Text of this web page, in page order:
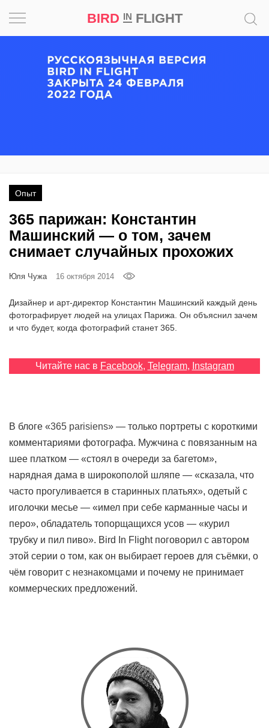
BIRD INFLIGHT
Опыт
365 парижан: Константин
Машинский — о том, зачем
снимает случайных прохожих
Юля Чужа 16 октября 2014
Дизайнер и арт-директор Константин Машинский каждый день
фотографирует людей на улицах Парижа. Он объяснил зачем
и что будет, когда фотографий станет 365.
Читайте нас в Facebook, Telegram, Instagram
В блоге «365 parisiens» — только портреты с короткими
комментариями фотографа. Мужчина с повязанным на
шее платком — «стоял в очереди за багетом»,
нарядная дама в широкополой шляпе — «сказала, что
часто прогуливается в старинных платьях», одетый с
иголочки месье — «имел при себе карманные часы и
перо», обладатель топорщащихся усов — «курил
трубку и пил пиво». Bird In Flight поговорил с автором
этой серии о том, как он выбирает героев для съёмки, о
чём говорит с незнакомцами и почему не принимает
коммерческих предложений.